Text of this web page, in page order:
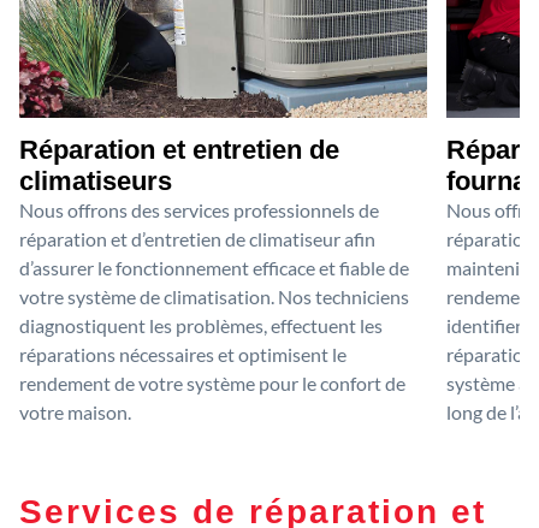
Réparation et entretien de
climatiseurs
Nous offrons des services professionnels de
réparation et d’entretien de climatiseur afin
d’assurer le fonctionnement efficace et fiable de
votre système de climatisation. Nos techniciens
diagnostiquent les problèmes, effectuent les
réparations nécessaires et optimisent le
rendement de votre système pour le confort de
votre maison.
Nous
réparation
maintenir
identifient
système
long de
Services de réparation et